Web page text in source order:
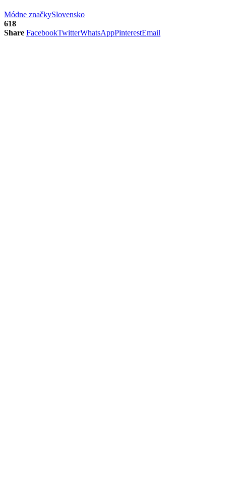
Módne značkySlovensko
618
Share FacebookTwitterWhatsAppPinterestEmail